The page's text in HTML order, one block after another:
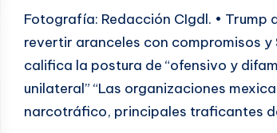
Fotografía: Redacción CIgdl. • Trump
revertir aranceles con compromisos y
califica la postura de “ofensivo y
unilateral” “Las organizaciones
narcotráfico, principales traficantes